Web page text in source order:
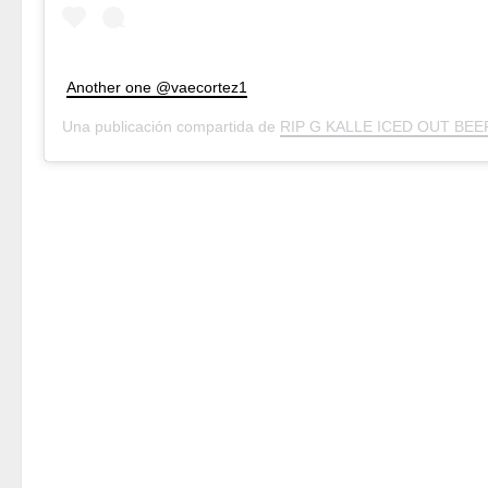
Another one @vaecortez1
Una publicación compartida de RIP G KALLE ICED OUT